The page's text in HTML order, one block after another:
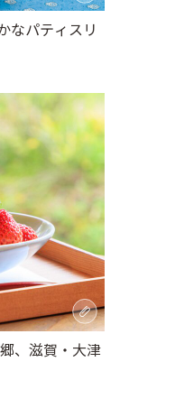
なパティスリ
、滋賀・大津